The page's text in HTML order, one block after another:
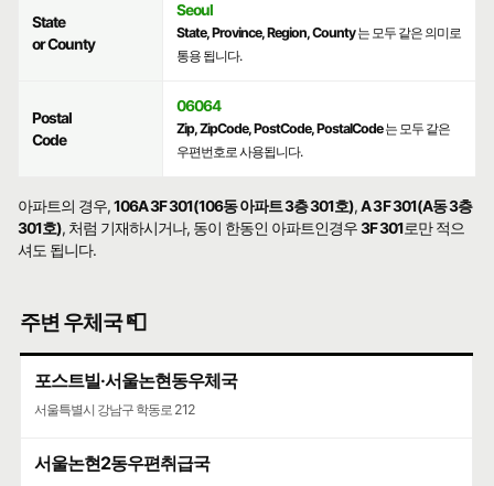
State
or County
Seoul
State, Province, Region, County는 모두 같은 의미로
통용 됩니다.
Postal
Code
06064
Zip, ZipCode, PostCode, PostalCode는 모두 같은
우편번호로 사용됩니다.
아파트의 경우,106A 3F 301(106동 아파트 3층 301호),A 3F 301(A동 3층
301호), 처럼 기재하시거나, 동이 한동인 아파트인경우3F 301로만 적으
셔도 됩니다.
주변 우체국 📮
포스트빌·서울논현동우체국
서울특별시 강남구 학동로 212
서울논현2동우편취급국